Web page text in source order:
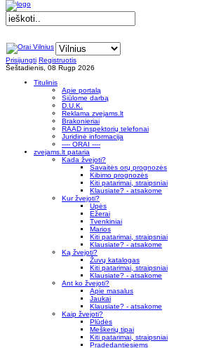
Prisijungti Registruotis
Šeštadienis, 08 Rugp 2026
Titulinis
Apie portalą
Siūlome darbą
D.U.K.
Reklama zvejams.lt
Brakonieriai
RAAD inspektorių telefonai
Juridinė informacija
---- ORAI ----
zvejams.lt pataria
Kada žvejoti?
Savaitės orų prognozės
Kibimo prognozės
Kiti patarimai, straipsniai
Klausiate? - atsakome
Kur žvejoti?
Upės
Ežerai
Tvenkiniai
Marios
Kiti patarimai, straipsniai
Klausiate? - atsakome
Ką žvejoti?
Žuvų katalogas
Kiti patarimai, straipsniai
Klausiate? - atsakome
Ant ko žvejoti?
Apie masalus
Jaukai
Klausiate? - atsakome
Kaip žvejoti?
Plūdės
Meškerių tipai
Kiti patarimai, straipsniai
Pradedantiesiems